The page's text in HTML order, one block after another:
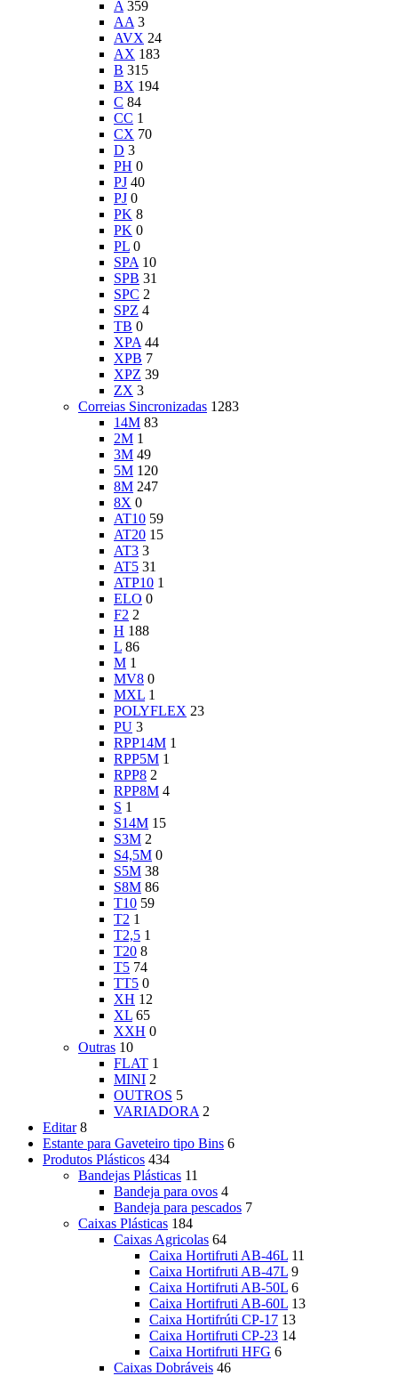
A 359
AA 3
AVX 24
AX 183
B 315
BX 194
C 84
CC 1
CX 70
D 3
PH 0
PJ 40
PJ 0
PK 8
PK 0
PL 0
SPA 10
SPB 31
SPC 2
SPZ 4
TB 0
XPA 44
XPB 7
XPZ 39
ZX 3
Correias Sincronizadas 1283
14M 83
2M 1
3M 49
5M 120
8M 247
8X 0
AT10 59
AT20 15
AT3 3
AT5 31
ATP10 1
ELO 0
F2 2
H 188
L 86
M 1
MV8 0
MXL 1
POLYFLEX 23
PU 3
RPP14M 1
RPP5M 1
RPP8 2
RPP8M 4
S 1
S14M 15
S3M 2
S4,5M 0
S5M 38
S8M 86
T10 59
T2 1
T2,5 1
T20 8
T5 74
TT5 0
XH 12
XL 65
XXH 0
Outras 10
FLAT 1
MINI 2
OUTROS 5
VARIADORA 2
Editar 8
Estante para Gaveteiro tipo Bins 6
Produtos Plásticos 434
Bandejas Plásticas 11
Bandeja para ovos 4
Bandeja para pescados 7
Caixas Plásticas 184
Caixas Agricolas 64
Caixa Hortifruti AB-46L 11
Caixa Hortifruti AB-47L 9
Caixa Hortifruti AB-50L 6
Caixa Hortifruti AB-60L 13
Caixa Hortifrúti CP-17 13
Caixa Hortifruti CP-23 14
Caixa Hortifruti HFG 6
Caixas Dobráveis 46